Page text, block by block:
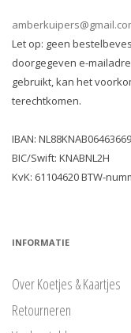
Let op: geen
doorgegeven e-
gebruikt, kan het
terechtkomen.
IBAN:
BIC/Swift: KNABNL2H
KvK: 61104620 BTW-
INFORMATIE
Over Koetjes & Kaartjes
Retourneren